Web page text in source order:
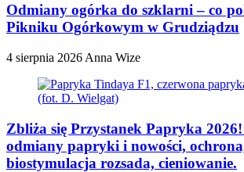
Odmiany ogórka do szklarni – co
Pikniku Ogórkowym w Grudziądzu
4 sierpnia 2026 Anna Wize
Zbliża się Przystanek Papryka
odmiany papryki i nowości,
biostymulacja rozsada, cieniowanie.